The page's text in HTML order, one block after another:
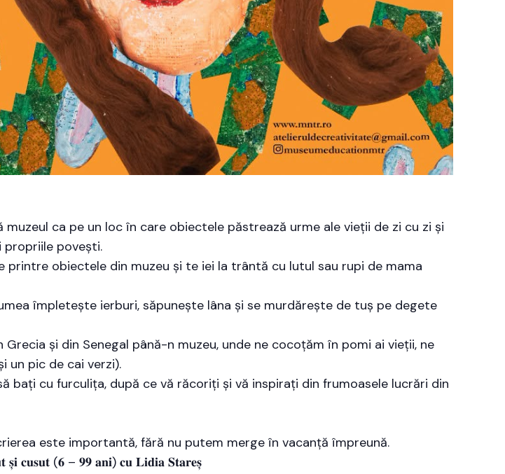
ca pe un loc în care obiectele păstrează urme ale vieții de zi cu zi și
povești.
obiectele din muzeu și te iei la trântă cu lutul sau rupi de mama
împletește ierburi, săpunește lâna și se murdărește de tuș pe degete
și din Senegal până-n muzeu, unde ne cocoțăm în pomi ai vieții, ne
un pic de cai verzi).
cu furculița, după ce vă răcoriți și vă inspirați din frumoasele lucrări din
este importantă, fără nu putem merge în vacanță împreună.
𝐬̦𝐢 𝐜𝐮𝐬𝐮𝐭 (𝟔 – 𝟗𝟗 𝐚𝐧𝐢) 𝐜𝐮 𝐋𝐢𝐝𝐢𝐚 𝐒𝐭𝐚𝐫𝐞𝐬̦